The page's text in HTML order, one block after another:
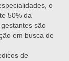
o
50% da
são
em busca de
de